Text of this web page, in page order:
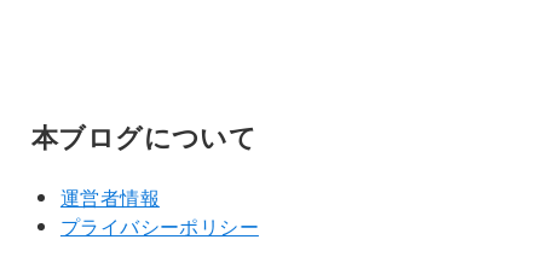
本ブログについて
運営者情報
プライバシーポリシー